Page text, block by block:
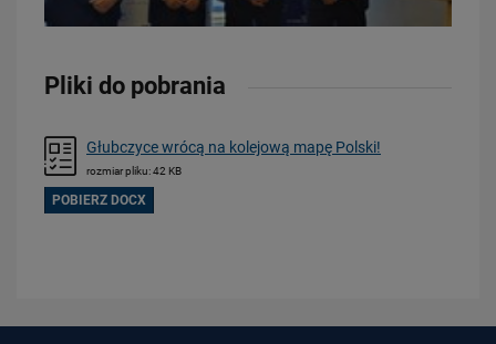
Pliki do pobrania
Głubczyce wrócą na kolejową mapę Polski!
rozmiar pliku: 42 KB
POBIERZ DOCX
PRZECZYTAJ